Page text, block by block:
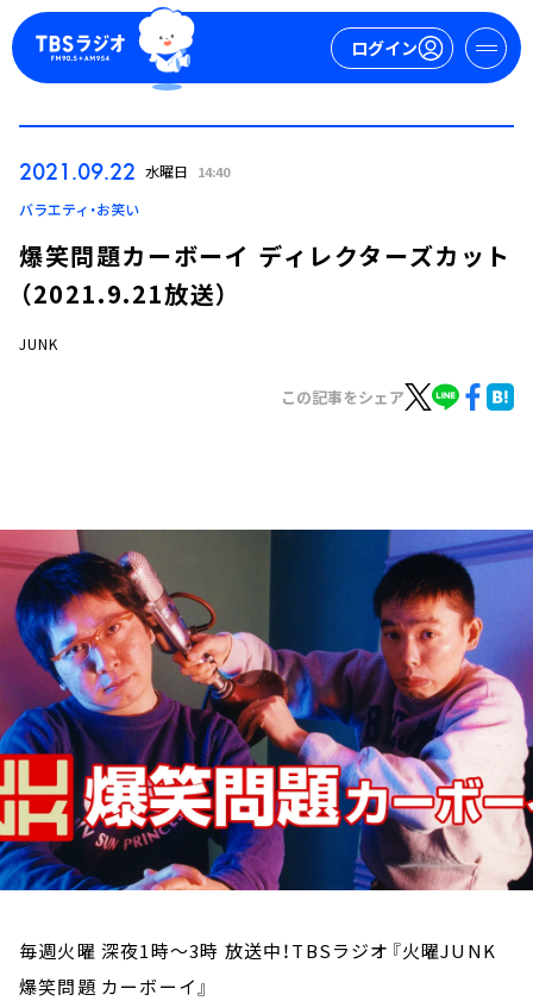
ログイン
ログイン
お知らせ
イベント・グッズ
YouTube
会社情報
2021.09.22 水曜日 14:40
バラエティ・お笑い
爆笑問題カーボーイ ディレクターズカット
（2021.9.21放送）
JUNK
この記事をシェア
毎週火曜 深夜1時～3時 放送中！TBSラジオ『火曜JUNK
爆笑問題 カーボーイ』